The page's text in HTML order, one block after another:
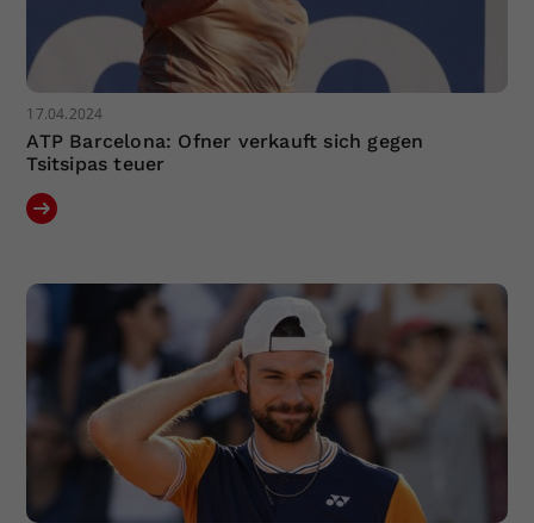
17.04.2024
ATP Barcelona: Ofner verkauft sich gegen
Tsitsipas teuer